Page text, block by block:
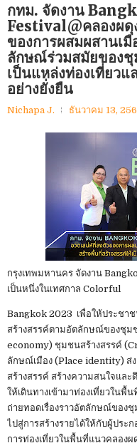
กทม. จัดงาน
Festival@คลองผดุ
ของการผสมผสานเมื
ลักษณ์ร่วมสมัยของชุ
เป็นแหล่งท่องเที่ยว
อย่างยั่งยืน
Nichapa J. ธันวาคม 13,
กรุงเทพมหานคร จัดงาน
เป็นหนึ่งในเทศกาล Colorful
Bangkok 2023 เพื่อให้ประชา
สร้างสรรค์ตามอัตลักษณ์ของชุม
economy) ชุมชนสร้างสรรค์
ลักษณ์เมือง (Place identity) ส่ง
สร้างสรรค์ สร้างความสนใจแล
ให้เดินทางเข้ามาท่องเที่ยวในพื้
ถ่ายทอดเรื่องราวอัตลักษณ์ของ
ไปสู่การสร้างรายได้ให้กับผู้ประ
การท่องเที่ยวในพื้นที่แนวคลองผ